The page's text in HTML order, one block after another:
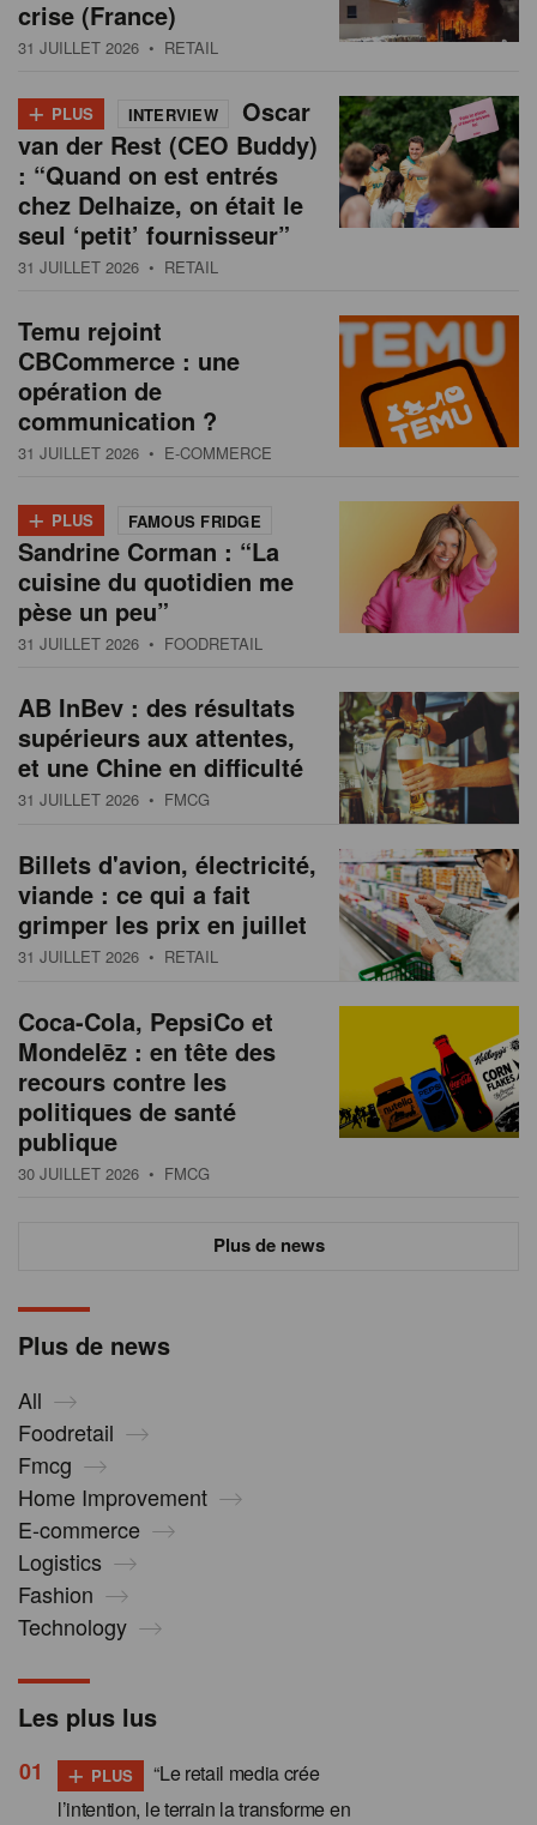
Plus de news
All
Foodretail
Fmcg
Home Improvement
E-commerce
Logistics
Fashion
Technology
crise (France)
31 JUILLET 2026 • RETAIL
+ PLUS INTERVIEW
Oscar
van der Rest (CEO Buddy)
: “Quand on est entrés
chez Delhaize, on était le
seul ‘petit’ fournisseur”
31 JUILLET 2026 • RETAIL
Temu rejoint
CBCommerce : une
opération de
communication ?
31 JUILLET 2026 • E-COMMERCE
+ PLUS FAMOUS FRIDGE
Sandrine Corman : “La
cuisine du quotidien me
pèse un peu”
31 JUILLET 2026 • FOODRETAIL
AB InBev : des résultats
supérieurs aux attentes,
et une Chine en difficulté
31 JUILLET 2026 • FMCG
Billets d'avion, électricité,
viande : ce qui a fait
grimper les prix en juillet
31 JUILLET 2026 • RETAIL
Coca-Cola, PepsiCo et
Mondelēz : en tête des
recours contre les
politiques de santé
publique
30 JUILLET 2026 • FMCG
Plus de news
Les plus lus
+ PLUS
“Le retail media crée
l’intention, le terrain la transforme en